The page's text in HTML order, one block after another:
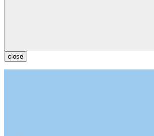
close